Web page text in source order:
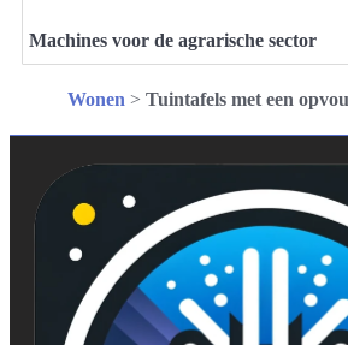
Machines voor de agrarische sector
Wonen > Tuintafels met een